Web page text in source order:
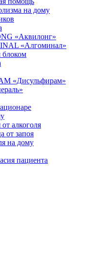
на дому
«Аквилонг»
«Алгоминал»
блоком
«Дисульфирам»
алкоголя
от запоя
на дому
пациента